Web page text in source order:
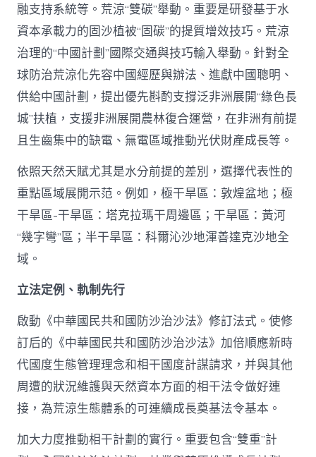
融支持系統等。荒涼“雙碳”舉動。重要是研發基于水
資本承載力的固沙植被“固碳”的提質增效技巧。荒涼
治理的“中國計劃”國際交通與技巧輸入舉動。針對全
球防治荒涼化先容中國經歷與辦法、進獻中國聰明、
供給中國計劃，提出優先斟酌支撐泛非洲展開“綠色長
城”扶植，支援非洲展開農林復合運營，在非洲有前提
且生齒集中的缺電、無電區域推動光伏財產成長等。
依照天然天賦尤其是水分前提的差別，選擇代表性的
重點區域展開示范。例如，極干旱區：敦煌盆地；極
干旱區-干旱區：塔克拉瑪干周邊區；干旱區：黃河
“幾字彎”區；半干旱區：科爾沁沙地渾善達克沙地全
域。
立法定例、軌制先行
啟動《中華國民共和國防沙治沙法》修訂法式。使修
訂后的《中華國民共和國防沙治沙法》加倍順應新時
代國度生態管理理念和相干國度計謀請求，并與其他
周遭的狀況維護與天然資本方面的相干法令做好連
接，為荒涼生態體系的可連續成長奠基法令基本。
加大力度推動相干計劃的實行。重要包含“雙重”計